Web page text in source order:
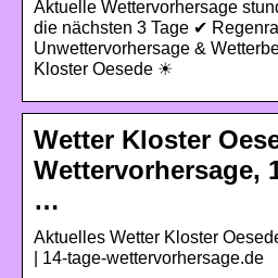
Aktuelle Wettervorhersage
die nächsten 3 Tage ✔
Unwettervorhersage &
Kloster Oesede ☀
Wetter Kloster
Wettervorhersage,
…
Aktuelles Wetter Kloster
| 14-tage-wettervorhersage.de